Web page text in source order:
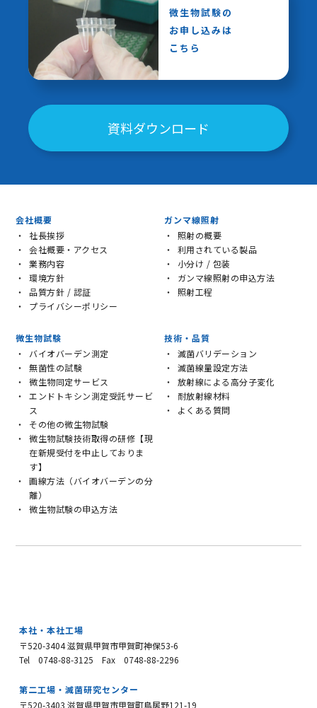
微生物試験の
お申し込みは
こちら
資料ダウンロード
会社概要
社長挨拶
会社概要・アクセス
業務内容
環境方針
品質方針 / 認証
プライバシーポリシー
ガンマ線照射
照射の概要
利用されている製品
小分け / 包装
ガンマ線照射の申込方法
照射工程
微生物試験
バイオバーデン測定
無菌性の試験
微生物同定サービス
エンドトキシン測定受託サービ
ス
その他の微生物試験
微生物試験技術取得の研修【現
在新規受付を中止しておりま
す】
画線方法（バイオバーデンの分
離）
微生物試験の申込方法
技術・品質
滅菌バリデーション
滅菌線量設定方法
放射線による高分子変化
耐放射線材料
よくある質問
本社・本社工場
〒520-3404 滋賀県甲賀市甲賀町神保53-6
Tel 0748-88-3125 Fax 0748-88-2296
第二工場・滅菌研究センター
〒520-3403 滋賀県甲賀市甲賀町鳥居野121-19